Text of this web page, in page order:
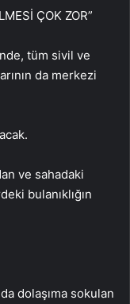
ÇOK ZOR”
tüm sivil ve
da merkezi
ve sahadaki
bulanıklığın
dolaşıma sokulan